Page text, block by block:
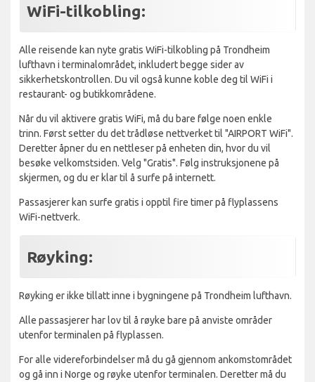
WiFi-tilkobling:
Alle reisende kan nyte gratis WiFi-tilkobling på Trondheim
lufthavn i terminalområdet, inkludert begge sider av
sikkerhetskontrollen. Du vil også kunne koble deg til WiFi i
restaurant- og butikkområdene.
Når du vil aktivere gratis WiFi, må du bare følge noen enkle
trinn. Først setter du det trådløse nettverket til "AIRPORT WiFi".
Deretter åpner du en nettleser på enheten din, hvor du vil
besøke velkomstsiden. Velg "Gratis". Følg instruksjonene på
skjermen, og du er klar til å surfe på internett.
Passasjerer kan surfe gratis i opptil fire timer på flyplassens
WiFi-nettverk.
Røyking:
Røyking er ikke tillatt inne i bygningene på Trondheim lufthavn.
Alle passasjerer har lov til å røyke bare på anviste områder
utenfor terminalen på flyplassen.
For alle videreforbindelser må du gå gjennom ankomstområdet
og gå inn i Norge og røyke utenfor terminalen. Deretter må du